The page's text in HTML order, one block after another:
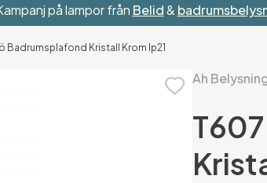
på lampor från Belid&
Badrumsplafond Kristall Krom Ip21
Ah